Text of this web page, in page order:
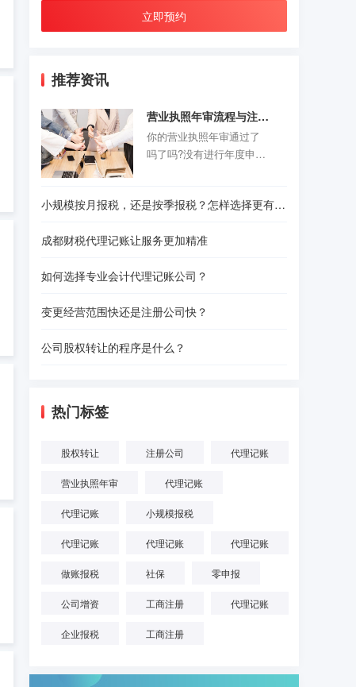
立即预约
推荐资讯
营业执照年审流程与注意事项
你的营业执照年审通过了
吗了吗?没有进行年度申报
取消，改为企业年度报告
公示时间是每年的1月1日-6
位创业者们准备了一份操
悉怎样操作的人作为参
小规模按月报税，还是按季报税？怎样选择更有利？
成都财税代理记账让服务更加精准
如何选择专业会计代理记账公司？
变更经营范围快还是注册公司快？
公司股权转让的程序是什么？
热门标签
股权转让 注册公司 代理记账
营业执照年审 代理记账
代理记账 小规模报税
代理记账 代理记账 代理记账
做账报税 社保 零申报
公司增资 工商注册 代理记账
企业报税 工商注册